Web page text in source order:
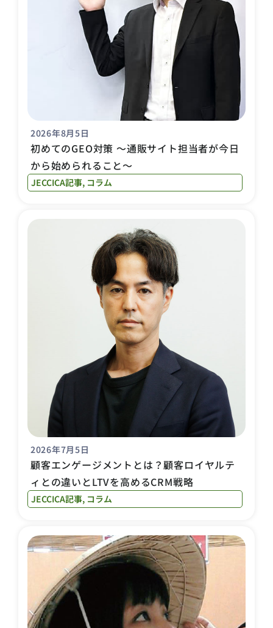
2026年8月5日
初めてのGEO対策 〜通販サイト担当者が今日
から始められること〜
JECCICA記事, コラム
2026年7月5日
顧客エンゲージメントとは？顧客ロイヤルテ
ィとの違いとLTVを高めるCRM戦略
JECCICA記事, コラム